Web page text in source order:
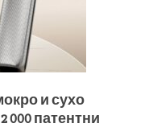
и сухо
000 патентни